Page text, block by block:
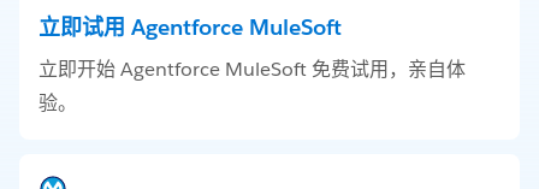
立即试用 Agentforce MuleSoft
立即开始 Agentforce MuleSoft 免费试用，亲自体
验。